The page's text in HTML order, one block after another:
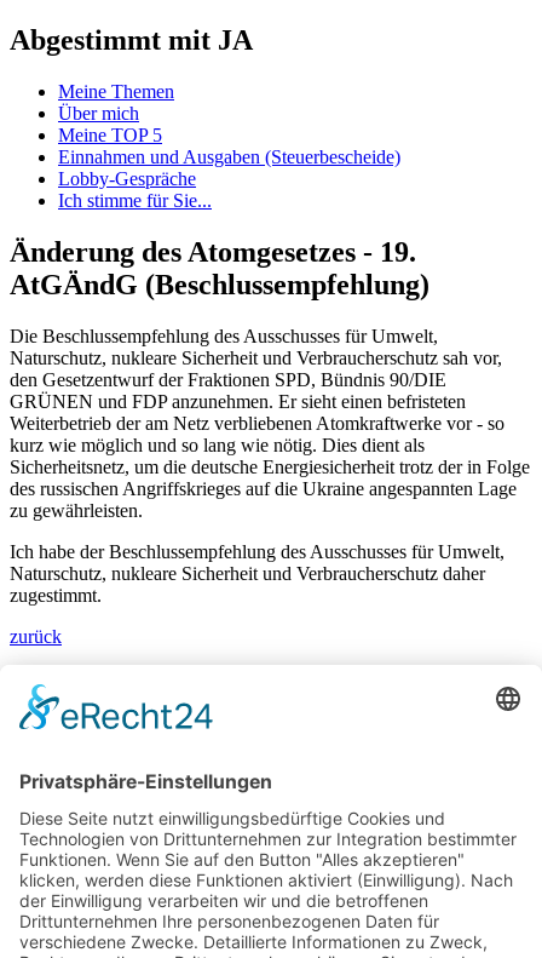
Abgestimmt mit JA
Meine Themen
Über mich
Meine TOP 5
Einnahmen und Ausgaben (Steuerbescheide)
Lobby-Gespräche
Ich stimme für Sie...
Änderung des Atomgesetzes - 19.
AtGÄndG (Beschlussempfehlung)
Die Beschlussempfehlung des Ausschusses für Umwelt,
Naturschutz, nukleare Sicherheit und Verbraucherschutz sah vor,
den Gesetzentwurf der Fraktionen SPD, Bündnis 90/DIE
GRÜNEN und FDP anzunehmen. Er sieht einen befristeten
Weiterbetrieb der am Netz verbliebenen Atomkraftwerke vor - so
kurz wie möglich und so lang wie nötig. Dies dient als
Sicherheitsnetz, um die deutsche Energiesicherheit trotz der in Folge
des russischen Angriffskrieges auf die Ukraine angespannten Lage
zu gewährleisten.
Ich habe der Beschlussempfehlung des Ausschusses für Umwelt,
Naturschutz, nukleare Sicherheit und Verbraucherschutz daher
zugestimmt.
zurück
Bärbel Bas
Mitglied des Deutschen Bundestages
Presse & Downloads
Pressemitteilungen
Pressefotos
BASis Info